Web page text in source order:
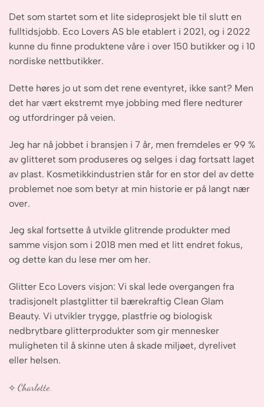
Det som startet som et lite sideprosjekt ble til slutt en
fulltidsjobb. Eco Lovers AS ble etablert i 2021, og i 2022
kunne du finne produktene våre i over 150 butikker og i 10
nordiske nettbutikker.
Dette høres jo ut som det rene eventyret, ikke sant? Men
det har vært ekstremt mye jobbing med flere nedturer
og utfordringer på veien.
Jeg har nå jobbet i bransjen i 7 år, men fremdeles er 99 %
av glitteret som produseres og selges i dag fortsatt laget
av plast. Kosmetikkindustrien står for en stor del av dette
problemet noe som betyr at min historie er på langt nær
over.
Jeg skal fortsette å utvikle glitrende produkter med
samme visjon som i 2018 men med et litt endret fokus,
og dette kan du lese mer om her.
Glitter Eco Lovers visjon: Vi skal lede overgangen fra
tradisjonelt plastglitter til bærekraftig Clean Glam
Beauty. Vi utvikler trygge, plastfrie og biologisk
nedbrytbare glitterprodukter som gir mennesker
muligheten til å skinne uten å skade miljøet, dyrelivet
eller helsen.
⟡ Charlotte